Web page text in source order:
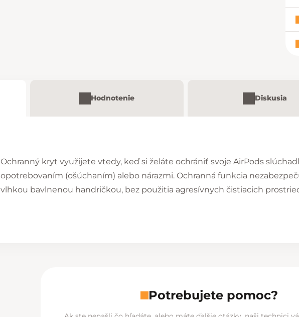
Hodnotenie Diskusia
Ochranný kryt využijete vtedy, keď si želáte ochrániť svoje AirPods
opotrebovaním (ošúchaním) alebo nárazmi. Ochranná funkcia
vlhkou bavlnenou handričkou, bez použitia agresívnych čistiacich
Potrebujete pomoc?